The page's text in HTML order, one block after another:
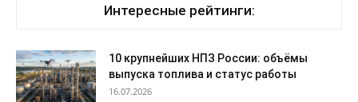
Интересные рейтинги:
10 крупнейших НПЗ России: объёмы
выпуска топлива и статус работы
16.07.2026